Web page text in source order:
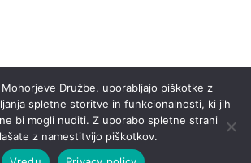
- ZADRUGA GORISKA MOHORJEVA
P.IVA: IT00480890318
Družbe. uporabljajo piškotke z
spletne storitve in funkcionalnosti, ki jih
bi mogli nuditi. Z uporabo spletne strani
z namestitvijo piškotkov.